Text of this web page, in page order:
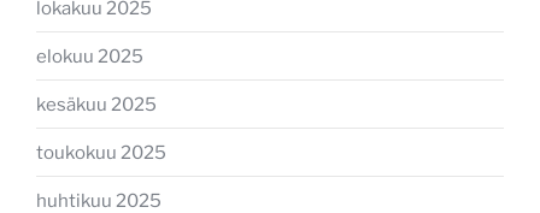
lokakuu 2025
elokuu 2025
kesäkuu 2025
toukokuu 2025
huhtikuu 2025